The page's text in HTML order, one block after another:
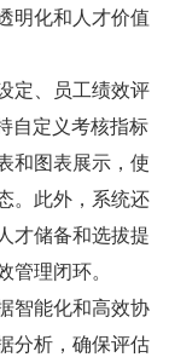
明化和人才价值
定、员工绩效评
自定义考核指标
和图表展示，使
。此外，系统还
才储备和选拔提
理闭环。
智能化和高效协
分析，确保评估